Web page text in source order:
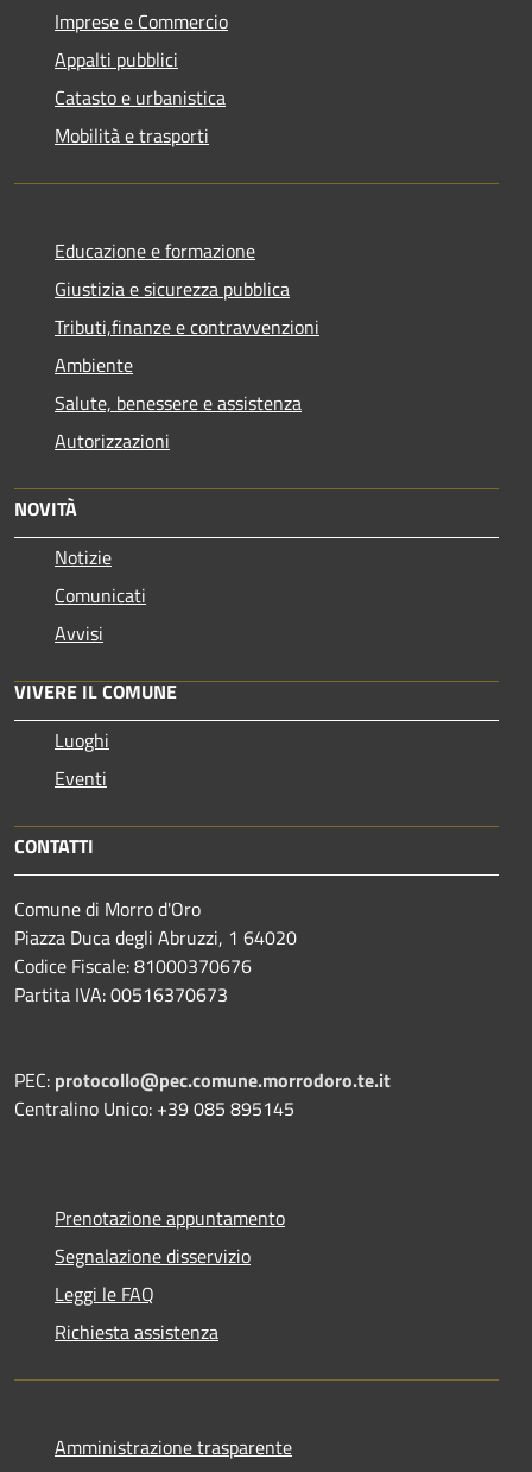
Imprese e Commercio
Appalti pubblici
Catasto e urbanistica
Mobilità e trasporti
Educazione e formazione
Giustizia e sicurezza pubblica
Tributi,finanze e contravvenzioni
Ambiente
Salute, benessere e assistenza
Autorizzazioni
NOVITÀ
Notizie
Comunicati
Avvisi
VIVERE IL COMUNE
Luoghi
Eventi
CONTATTI
Comune di Morro d'Oro
Piazza Duca degli Abruzzi, 1 64020
Codice Fiscale: 81000370676
Partita IVA: 00516370673
PEC: protocollo@pec.comune.morrodoro.te.it
Centralino Unico: +39 085 895145
Prenotazione appuntamento
Segnalazione disservizio
Leggi le FAQ
Richiesta assistenza
Amministrazione trasparente